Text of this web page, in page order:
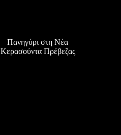
Πανηγύρι στη Νέα
Κερασούντα Πρέβεζας